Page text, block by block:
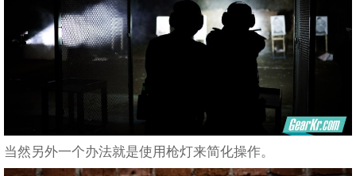
当然另外一个办法就是使用枪灯来简化操作。